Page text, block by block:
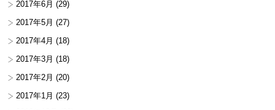
2017年6月 (29)
2017年5月 (27)
2017年4月 (18)
2017年3月 (18)
2017年2月 (20)
2017年1月 (23)